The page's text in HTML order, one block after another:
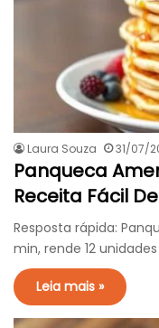
Laura Souza 31/07/
Panqueca
Receita Fácil
Resposta rápida:
min, rende 12
Leia mais »